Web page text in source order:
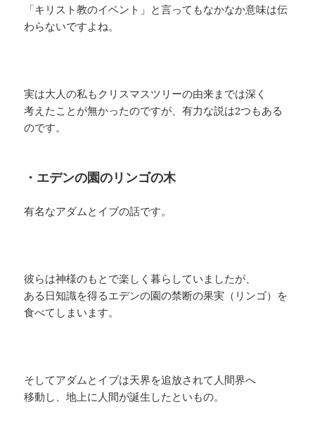
「キリスト教のイベント」と言ってもなかなか意味は伝
わらないですよね。
実は大人の私もクリスマスツリーの由来までは深く
考えたことが無かったのですが、有力な説は2つもある
のです。
・エデンの園のリンゴの木
有名なアダムとイブの話です。
彼らは神様のもとで楽しく暮らしていましたが、
ある日知識を得るエデンの園の禁断の果実（リンゴ）を
食べてしまいます。
そしてアダムとイブは天界を追放されて人間界へ
移動し、地上に人間が誕生したといもの。